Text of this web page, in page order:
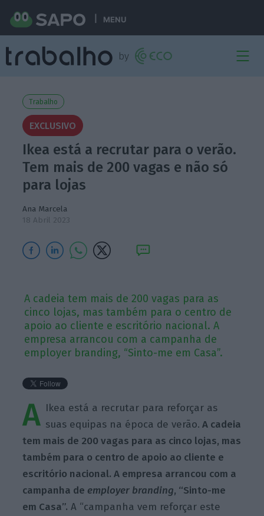
MENU
Trabalho
EXCLUSIVO
Ikea está a recrutar para o verão.
Tem mais de 200 vagas e não só
para lojas
Ana Marcela
18 Abril 2023
A cadeia tem mais de 200 vagas para as
cinco lojas, mas também para o centro de
apoio ao cliente e escritório nacional. A
empresa arrancou com a campanha de
employer branding, “Sinto-me em Casa”.
A Ikea está a recrutar para reforçar as
suas equipas na época de verão. A cadeia
tem mais de 200 vagas para as cinco lojas, mas
também para o centro de apoio ao cliente e
escritório nacional. A empresa arrancou com a
campanha de employer branding, “Sinto-me
em Casa”. A “campanha vem reforçar este